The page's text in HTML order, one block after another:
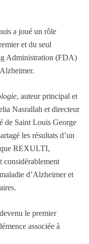
a joué un rôle
et du seul
Administration (FDA)
, auteur principal et
Nasrallah et directeur
de Saint Louis George
les résultats d’un
REXULTI,
considérablement
d’Alzheimer et
le premier
associée à